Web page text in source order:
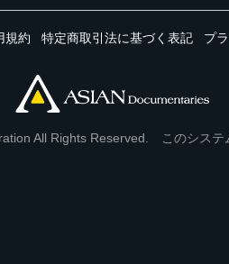
規約 特定商取引法に基づく表記 プ
All Rights Reserved. このシステ